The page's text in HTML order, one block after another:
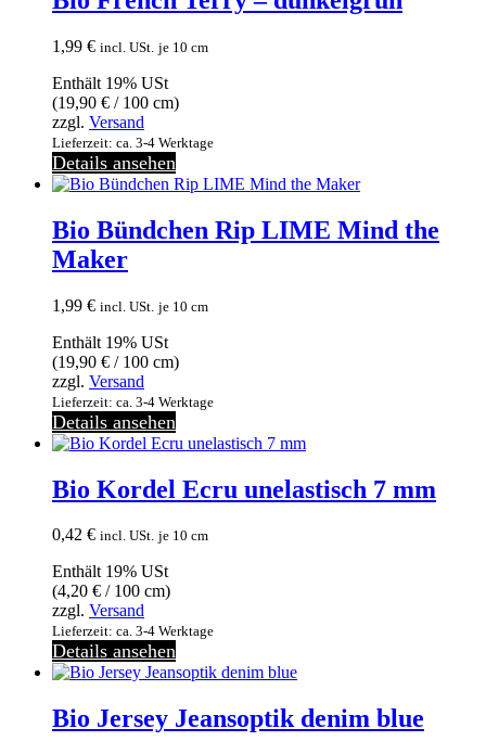
1,99 € incl. USt. je 10 cm
Enthält 19% USt
(19,90 € / 100 cm)
zzgl. Versand
Lieferzeit: ca. 3-4 Werktage
Details ansehen
Bio Bündchen Rip LIME Mind the
Maker
1,99 € incl. USt. je 10 cm
Enthält 19% USt
(19,90 € / 100 cm)
zzgl. Versand
Lieferzeit: ca. 3-4 Werktage
Details ansehen
Bio Kordel Ecru unelastisch 7 mm
0,42 € incl. USt. je 10 cm
Enthält 19% USt
(4,20 € / 100 cm)
zzgl. Versand
Lieferzeit: ca. 3-4 Werktage
Details ansehen
Bio Jersey Jeansoptik denim blue